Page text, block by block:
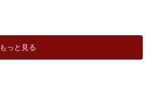
もっと見る